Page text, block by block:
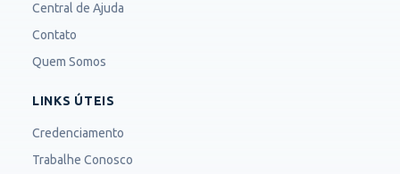
Central de Ajuda
Contato
Quem Somos
LINKS ÚTEIS
Credenciamento
Trabalhe Conosco